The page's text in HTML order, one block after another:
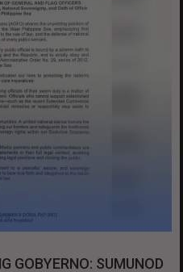
GOBYERNO: SUMUNOD